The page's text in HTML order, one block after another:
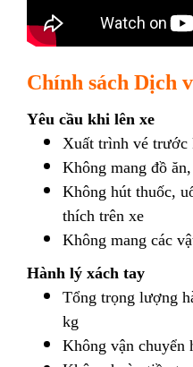
Chính sách Dịch
Yêu cầu khi lên xe
Xuất trình vé trước
Không mang đồ
Không hút thuốc,
thích trên xe
Không mang các
Hành lý xách tay
Tổng trọng lượng
kg
Không vận chuyển